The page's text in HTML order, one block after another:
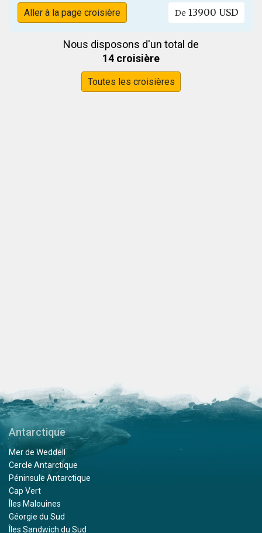
Aller à la page croisière De 13900 USD
Nous disposons d'un total de
14 croisière
Toutes les croisières
Antarctique
Mer de Weddell
Cercle Antarctique
Péninsule Antarctique
Cap Vert
Îles Malouines
Géorgie du Sud
Îles Sandwich du Sud